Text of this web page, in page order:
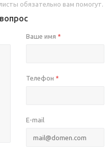
обязательно вам помогут.
Ваше имя *
Телефон *
E-mail